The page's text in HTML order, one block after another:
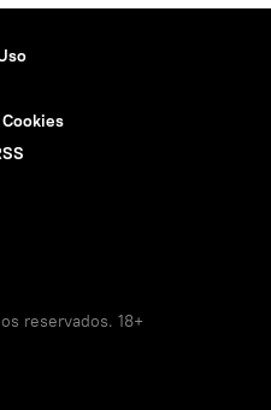
reservados. 18+